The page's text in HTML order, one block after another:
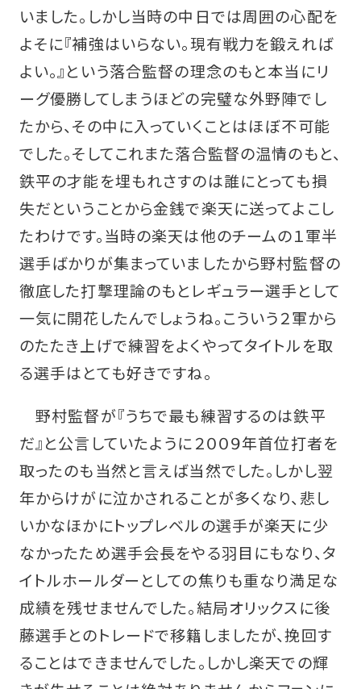
いました。しかし当時の中日では周囲の心配を
よそに『補強はいらない。現有戦力を鍛えれば
よい。』という落合監督の理念のもと本当にリ
ーグ優勝してしまうほどの完璧な外野陣でし
たから、その中に入っていくことはほぼ不可能
でした。そしてこれまた落合監督の温情のもと、
鉄平の才能を埋もれさすのは誰にとっても損
失だということから金銭で楽天に送ってよこし
たわけです。当時の楽天は他のチームの１軍半
選手ばかりが集まっていましたから野村監督の
徹底した打撃理論のもとレギュラー選手として
一気に開花したんでしょうね。こういう２軍から
のたたき上げで練習をよくやってタイトルを取
る選手はとても好きですね。
野村監督が『うちで最も練習するのは鉄平
だ』と公言していたように２００９年首位打者を
取ったのも当然と言えば当然でした。しかし翌
年からけがに泣かされることが多くなり、悲し
いかなほかにトップレベルの選手が楽天に少
なかったため選手会長をやる羽目にもなり、タ
イトルホールダーとしての焦りも重なり満足な
成績を残せませんでした。結局オリックスに後
藤選手とのトレードで移籍しましたが、挽回す
ることはできませんでした。しかし楽天での輝